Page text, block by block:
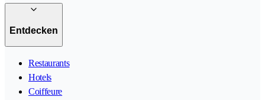
Entdecken
Restaurants
Hotels
Coiffeure